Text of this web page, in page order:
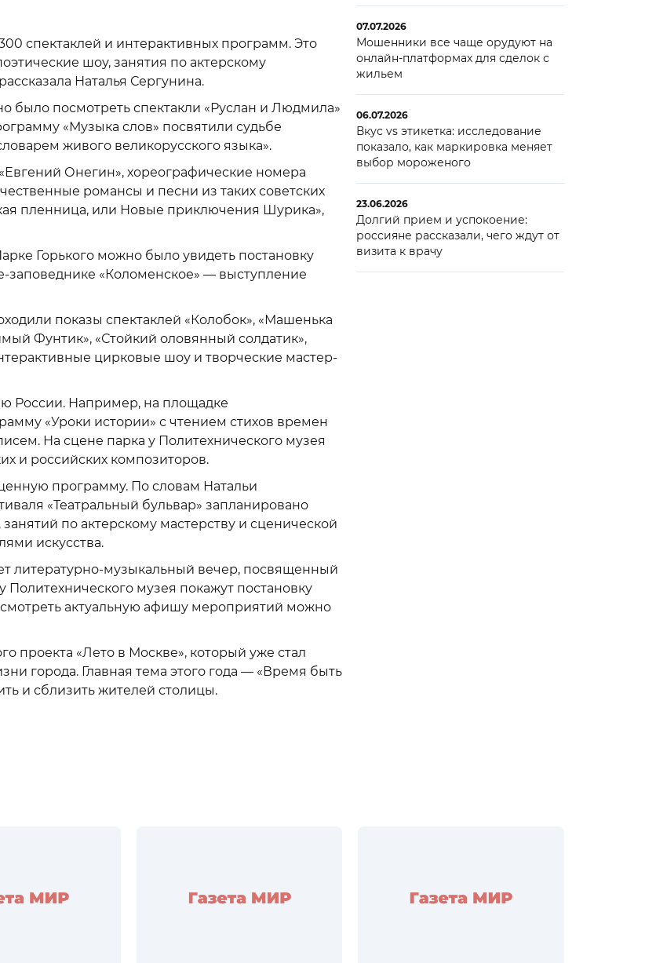
спектаклей и интерактивных программ. Это
шоу, занятия по актерскому
Наталья Сергунина.
было посмотреть спектакли «Руслан и Людмила»
«Музыка слов» посвятили судьбе
живого великорусского языка».
Онегин», хореографические номера
романсы и песни из таких советских
пленница, или Новые приключения Шурика»,
Горького можно было увидеть постановку
заповеднике «Коломенское» — выступление
показы спектаклей «Колобок», «Машенька
Фунтик», «Стойкий оловянный солдатик»,
цирковые шоу и творческие мастер-
России. Например, на площадке
«Уроки истории» с чтением стихов времен
На сцене парка у Политехнического музея
и российских композиторов.
программу. По словам Натальи
«Театральный бульвар» запланировано
по актерскому мастерству и сценической
искусства.
литературно-музыкальный вечер, посвященный
музея покажут постановку
актуальную афишу мероприятий можно
проекта «Лето в Москве», который уже стал
города. Главная тема этого года — «Время быть
и сблизить жителей столицы.
07.07.2026
Мошенники все чаще орудуют на
онлайн-платформах для сделок с
жильем
06.07.2026
Вкус vs этикетка: исследование
показало, как маркировка меняет
выбор мороженого
23.06.2026
Долгий прием и успокоение:
россияне рассказали, чего ждут от
визита к врачу